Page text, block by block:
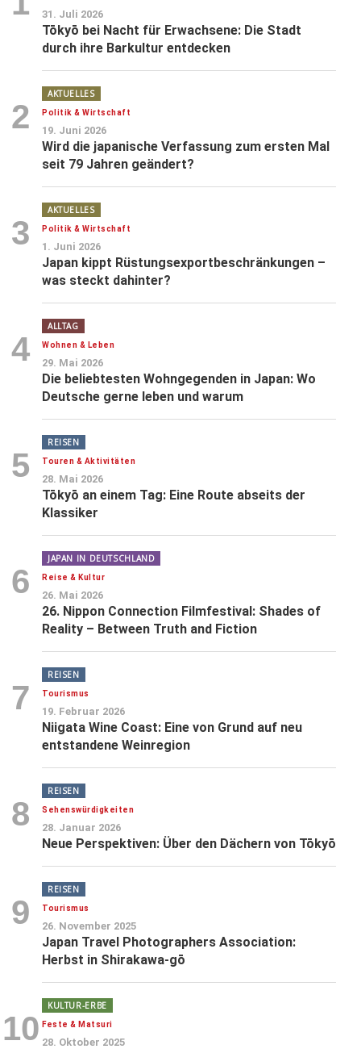
31. Juli 2026
Tōkyō bei Nacht für Erwachsene: Die Stadt
durch ihre Barkultur entdecken
2
AKTUELLES
Politik & Wirtschaft
19. Juni 2026
Wird die japanische Verfassung zum ersten Mal
seit 79 Jahren geändert?
3
AKTUELLES
Politik & Wirtschaft
1. Juni 2026
Japan kippt Rüstungsexportbeschränkungen –
was steckt dahinter?
4
ALLTAG
Wohnen & Leben
29. Mai 2026
Die beliebtesten Wohngegenden in Japan: Wo
Deutsche gerne leben und warum
5
REISEN
Touren & Aktivitäten
28. Mai 2026
Tōkyō an einem Tag: Eine Route abseits der
Klassiker
6
JAPAN IN DEUTSCHLAND
Reise & Kultur
26. Mai 2026
26. Nippon Connection Filmfestival: Shades of
Reality – Between Truth and Fiction
7
REISEN
Tourismus
19. Februar 2026
Niigata Wine Coast: Eine von Grund auf neu
entstandene Weinregion
8
REISEN
Sehenswürdigkeiten
28. Januar 2026
Neue Perspektiven: Über den Dächern von Tōkyō
9
REISEN
Tourismus
26. November 2025
Japan Travel Photographers Association:
Herbst in Shirakawa-gō
10
KULTUR-ERBE
Feste & Matsuri
28. Oktober 2025